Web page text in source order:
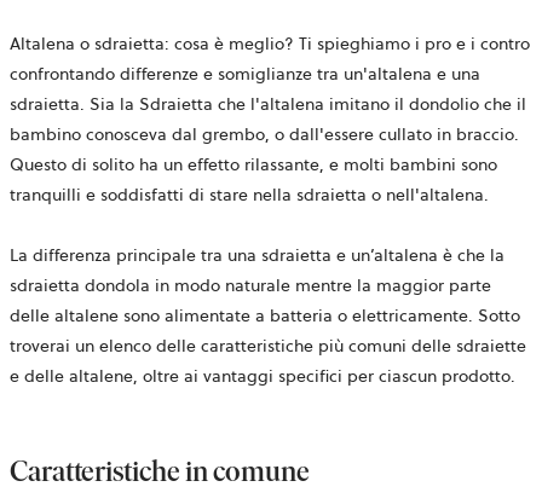
Altalena o sdraietta: cosa è meglio? Ti spieghiamo i pro e i contro
confrontando differenze e somiglianze tra un'altalena e una
sdraietta. Sia la Sdraietta che l'altalena imitano il dondolio che il
bambino conosceva dal grembo, o dall'essere cullato in braccio.
Questo di solito ha un effetto rilassante, e molti bambini sono
tranquilli e soddisfatti di stare nella sdraietta o nell'altalena.
La differenza principale tra una sdraietta e un’altalena è che la
sdraietta dondola in modo naturale mentre la maggior parte
delle altalene sono alimentate a batteria o elettricamente. Sotto
troverai un elenco delle caratteristiche più comuni delle sdraiette
e delle altalene, oltre ai vantaggi specifici per ciascun prodotto.
Caratteristiche in comune